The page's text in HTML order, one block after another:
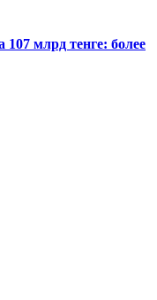
107 млрд тенге: более